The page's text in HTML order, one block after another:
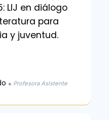
LIJ en diálogo
para
y juventud.
● Profesora Asistente